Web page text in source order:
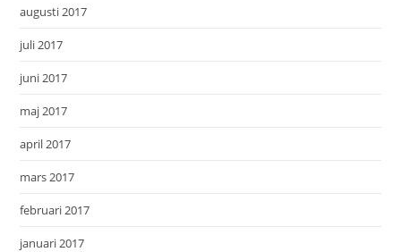
augusti 2017
juli 2017
juni 2017
maj 2017
april 2017
mars 2017
februari 2017
januari 2017